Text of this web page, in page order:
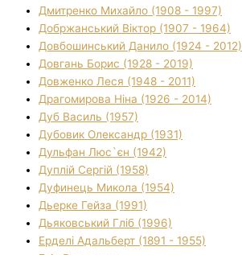
Дмитренко Михайло (1908 - 1997)
Добржанський Віктор (1907 - 1964)
Довбошинський Данило (1924 - 2012)
Довгань Борис (1928 - 2019)
Довженко Леся (1948 - 2011)
Драгомирова Ніна (1926 - 2014)
Дуб Василь (1957)
Дубовик Олександр (1931)
Дульфан Люс`єн (1942)
Дуплій Сергій (1958)
Дуфинець Микола (1954)
Дьерке Гейза (1991)
Дьяковський Гліб (1996)
Ерделі Адальберт (1891 - 1955)